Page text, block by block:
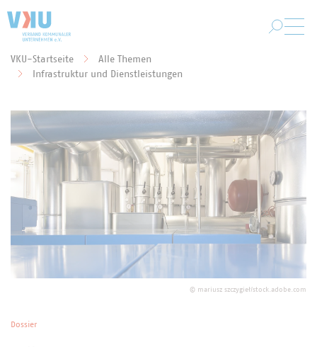
Sie befinden sich hier:
VKU-Startseite
Alle Themen
Infrastruktur und Dienstleistungen
© mariusz szczygieł/stock.adobe.com
Dossier